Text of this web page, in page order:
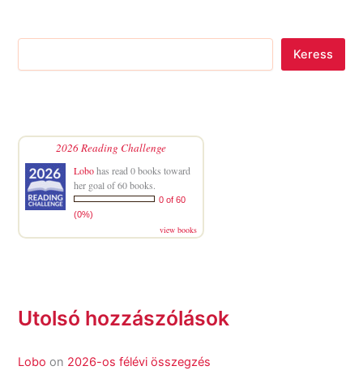
Keress
2026 Reading Challenge
Lobohas read 0 books toward
her goal of 60 books.
0 of 60
(0%)
view books
Utolsó hozzászólások
Lobo on 2026-os félévi összegzés